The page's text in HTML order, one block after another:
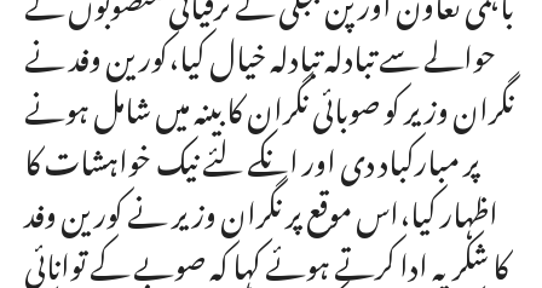
حوالے سے تبادلہ تبادلہ خیال کیا،کورین وفد نے
نگران وزیر کو صوبائی نگران کابینہ میں شامل ہونے
پر مبارکباد دی اور انکے لئے نیک خواہشات کا
اظہار کیا،اس موقع پر نگران وزیر نے کورین وفد
کا شکریہ ادا کرتے ہوئے کہا کہ صوبے کے توانائی